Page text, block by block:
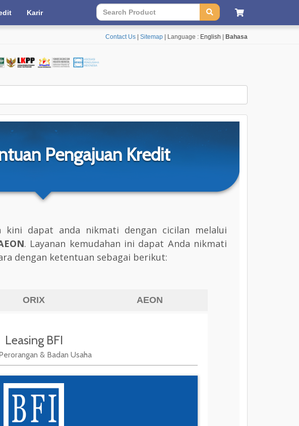
Contact Us Sitemap | Language : English Bahasa
Karir
Pengajuan Kredit
kini dapat anda nikmati dengan cicilan melalui
. Layanan kemudahan ini dapat Anda nikmati
dengan ketentuan sebagai berikut:
ORIX AEON
Leasing BFI
& Badan Usaha